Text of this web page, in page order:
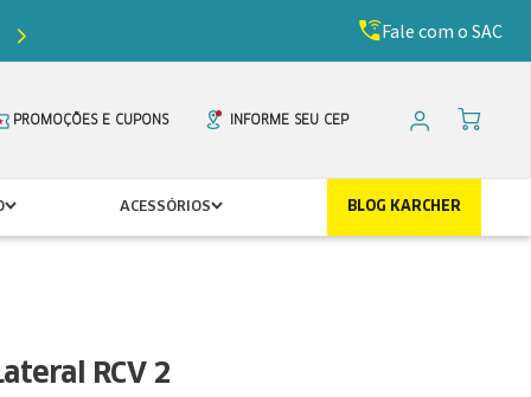
de desconto com o cupomFale com o SAC
PROMOÇÕES E CUPONS INFORME SEU CEP
ACESSÓRIOS BLOG KARCHER
RCV 2